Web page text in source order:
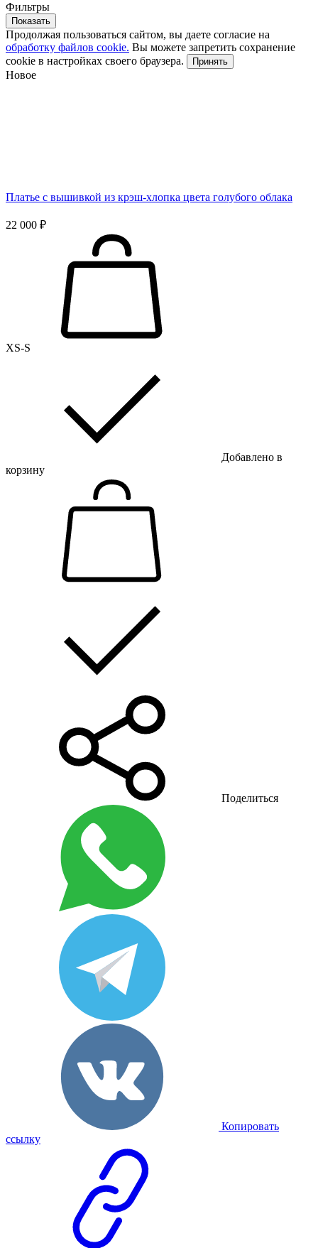
Фильтры
Показать
Продолжая пользоваться сайтом, вы даете согласие на
обработку файлов cookie. Вы можете запретить сохранение
cookie в настройках своего браузера.
Принять
Новое
Платье с вышивкой из крэш-хлопка цвета голубого облака
22 000 ₽
XS-S
Добавлено в
корзину
Поделиться
Копировать
ссылку